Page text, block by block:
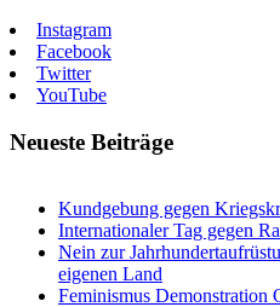
Instagram
Facebook
Twitter
YouTube
Neueste Beiträge
Kundgebung gegen
Internationaler Tag gegen
Nein zur
eigenen Land
Feminismus Demonstration